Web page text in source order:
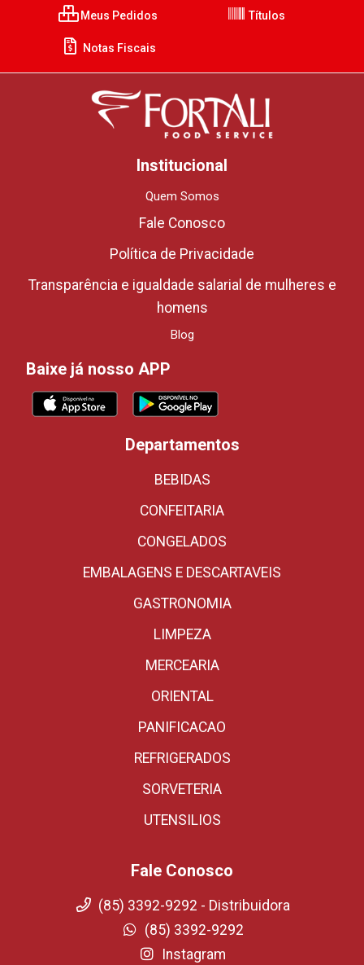
Meus Pedidos Títulos
Notas Fiscais
Institucional
Quem Somos
Fale Conosco
Política de Privacidade
Transparência e igualdade salarial de mulheres e
homens
Blog
Baixe já nosso APP
Departamentos
BEBIDAS
CONFEITARIA
CONGELADOS
EMBALAGENS E DESCARTAVEIS
GASTRONOMIA
LIMPEZA
MERCEARIA
ORIENTAL
PANIFICACAO
REFRIGERADOS
SORVETERIA
UTENSILIOS
Fale Conosco
(85) 3392-9292 - Distribuidora
(85) 3392-9292
Instagram